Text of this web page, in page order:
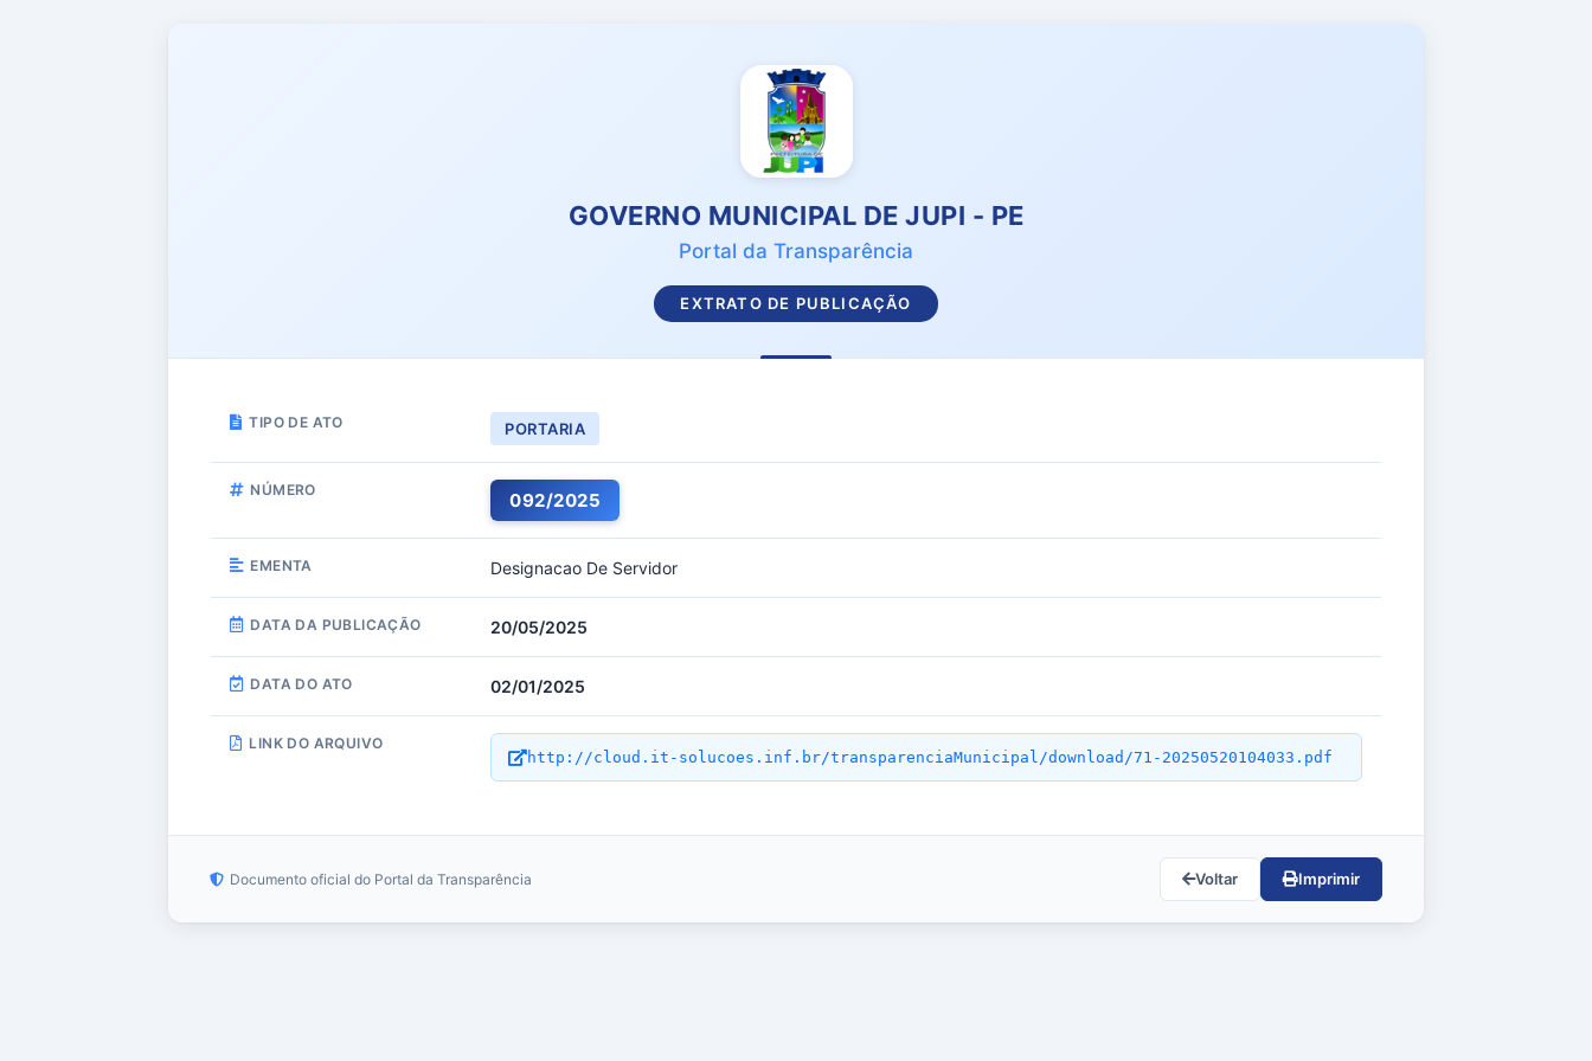
GOVERNO MUNICIPAL DE JUPI - PE
Portal da Transparência
EXTRATO DE PUBLICAÇÃO
TIPO DE ATO PORTARIA
NÚMERO 092/2025
EMENTA Designacao De Servidor
DATA DA PUBLICAÇÃO 20/05/2025
DATA DO ATO 02/01/2025
LINK DO ARQUIVO
http://cloud.it-solucoes.inf.br/transparenciaMunicipal/download/71-20250520104033.pdf
Documento oficial do Portal da Transparência Voltar Imprimir